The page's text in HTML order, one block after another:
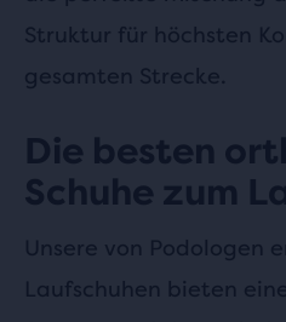
Struktur für höchsten
gesamten Strecke.
Die besten
Schuhe zum
Unsere von Podologen
Laufschuhen bieten